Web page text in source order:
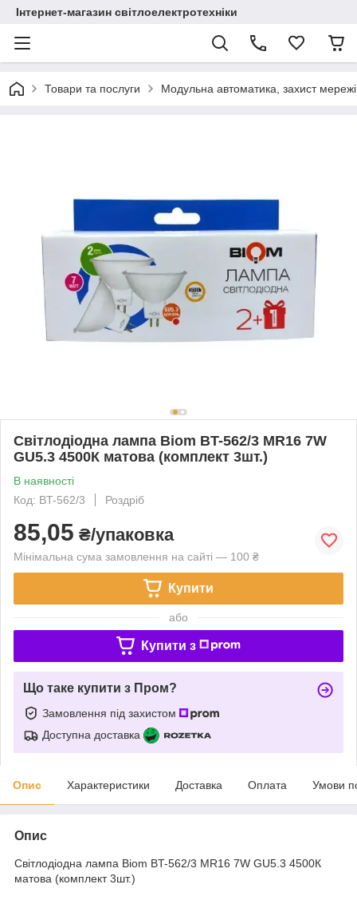
Інтернет-магазин світлоелектротехніки
Товари та послуги Модульна автоматика, захист мережі
Свiтлодiодна лампа Biom BT-562/3 MR16 7W
GU5.3 4500К матова (комплект 3шт.)
В наявності
Код: BT-562/3
Роздріб
85,05 ₴/упаковка
Мінімальна сума замовлення на сайті — 100 ₴
Купити
або
Купити з
Що таке купити з Пром?
Замовлення під захистом
Доступна доставка
Опис Характеристики Доставка Оплата Умови
Опис
Свiтлодiодна лампа Biom BT-562/3 MR16 7W GU5.3 4500К
матова (комплект 3шт.)